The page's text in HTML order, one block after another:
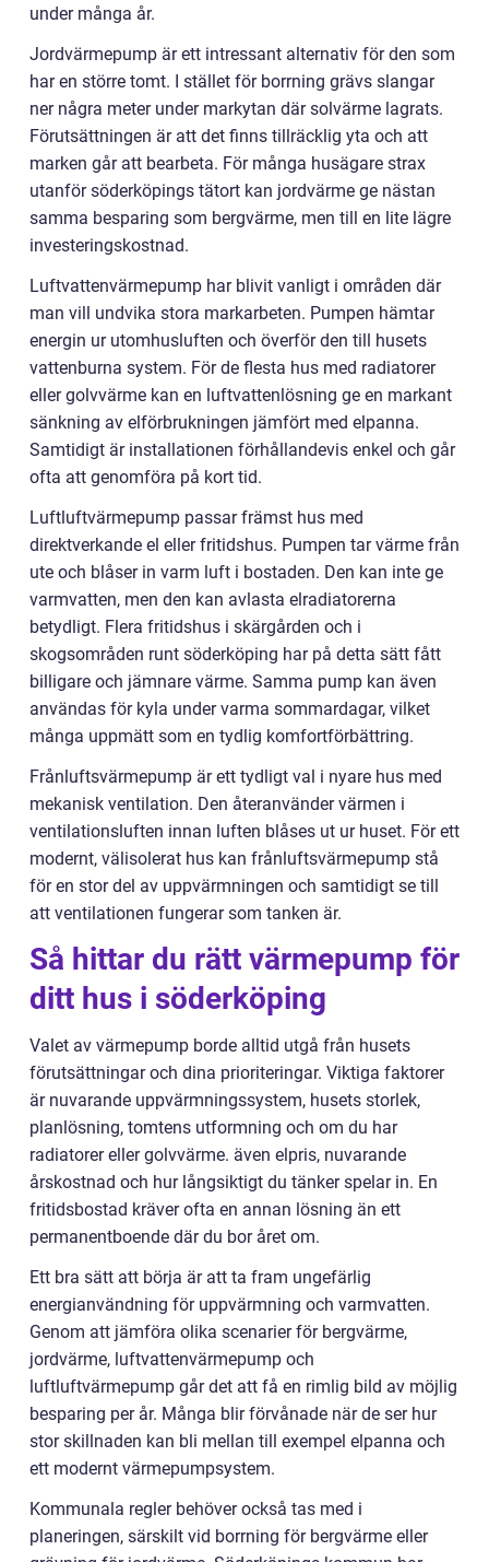
under många år.
Jordvärmepump är ett intressant alternativ för den som
har en större tomt. I stället för borrning grävs slangar
ner några meter under markytan där solvärme lagrats.
Förutsättningen är att det finns tillräcklig yta och att
marken går att bearbeta. För många husägare strax
utanför söderköpings tätort kan jordvärme ge nästan
samma besparing som bergvärme, men till en lite lägre
investeringskostnad.
Luftvattenvärmepump har blivit vanligt i områden där
man vill undvika stora markarbeten. Pumpen hämtar
energin ur utomhusluften och överför den till husets
vattenburna system. För de flesta hus med radiatorer
eller golvvärme kan en luftvattenlösning ge en markant
sänkning av elförbrukningen jämfört med elpanna.
Samtidigt är installationen förhållandevis enkel och går
ofta att genomföra på kort tid.
Luftluftvärmepump passar främst hus med
direktverkande el eller fritidshus. Pumpen tar värme från
ute och blåser in varm luft i bostaden. Den kan inte ge
varmvatten, men den kan avlasta elradiatorerna
betydligt. Flera fritidshus i skärgården och i
skogsområden runt söderköping har på detta sätt fått
billigare och jämnare värme. Samma pump kan även
användas för kyla under varma sommardagar, vilket
många uppmätt som en tydlig komfortförbättring.
Frånluftsvärmepump är ett tydligt val i nyare hus med
mekanisk ventilation. Den återanvänder värmen i
ventilationsluften innan luften blåses ut ur huset. För ett
modernt, välisolerat hus kan frånluftsvärmepump stå
för en stor del av uppvärmningen och samtidigt se till
att ventilationen fungerar som tanken är.
Så hittar du rätt värmepump för
ditt hus i söderköping
Valet av värmepump borde alltid utgå från husets
förutsättningar och dina prioriteringar. Viktiga faktorer
är nuvarande uppvärmningssystem, husets storlek,
planlösning, tomtens utformning och om du har
radiatorer eller golvvärme. även elpris, nuvarande
årskostnad och hur långsiktigt du tänker spelar in. En
fritidsbostad kräver ofta en annan lösning än ett
permanentboende där du bor året om.
Ett bra sätt att börja är att ta fram ungefärlig
energianvändning för uppvärmning och varmvatten.
Genom att jämföra olika scenarier för bergvärme,
jordvärme, luftvattenvärmepump och
luftluftvärmepump går det att få en rimlig bild av möjlig
besparing per år. Många blir förvånade när de ser hur
stor skillnaden kan bli mellan till exempel elpanna och
ett modernt värmepumpsystem.
Kommunala regler behöver också tas med i
planeringen, särskilt vid borrning för bergvärme eller